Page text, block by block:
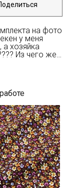
на фото
у меня
а хозяйка
же
фасончик
Материал
с бархатистой
в очень
так что
сшить,
а лучше
тканям
и помять его
отрез,
отделку
вельвета????
кажется, еще